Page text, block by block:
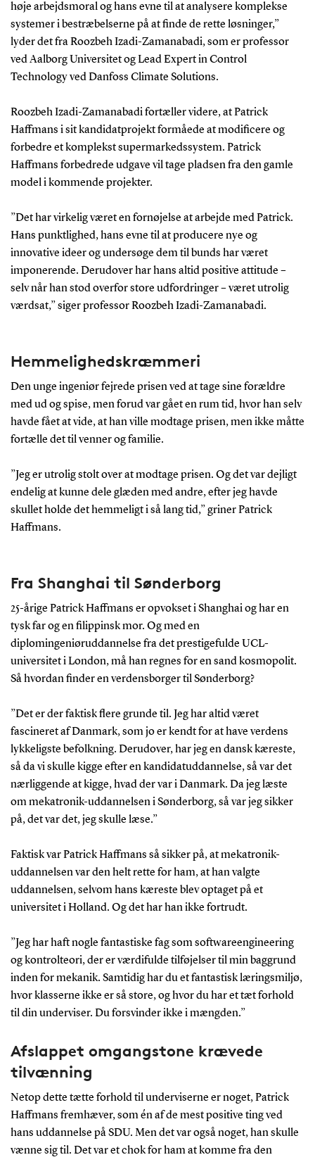
høje arbejdsmoral og hans evne til at analysere komplekse
systemer i bestræbelserne på at finde de rette løsninger,”
lyder det fra Roozbeh Izadi-Zamanabadi, som er professor
ved Aalborg Universitet og Lead Expert in Control
Technology ved Danfoss Climate Solutions.
Roozbeh Izadi-Zamanabadi fortæller videre, at Patrick
Haffmans i sit kandidatprojekt formåede at modificere og
forbedre et komplekst supermarkedssystem. Patrick
Haffmans forbedrede udgave vil tage pladsen fra den gamle
model i kommende projekter.
”Det har virkelig været en fornøjelse at arbejde med Patrick.
Hans punktlighed, hans evne til at producere nye og
innovative ideer og undersøge dem til bunds har været
imponerende. Derudover har hans altid positive attitude –
selv når han stod overfor store udfordringer – været utrolig
værdsat,” siger professor Roozbeh Izadi-Zamanabadi.
Hemmelighedskræmmeri
Den unge ingeniør fejrede prisen ved at tage sine forældre
med ud og spise, men forud var gået en rum tid, hvor han selv
havde fået at vide, at han ville modtage prisen, men ikke måtte
fortælle det til venner og familie.
”Jeg er utrolig stolt over at modtage prisen. Og det var dejligt
endelig at kunne dele glæden med andre, efter jeg havde
skullet holde det hemmeligt i så lang tid,” griner Patrick
Haffmans.
Fra Shanghai til Sønderborg
25-årige Patrick Haffmans er opvokset i Shanghai og har en
tysk far og en filippinsk mor. Og med en
diplomingeniøruddannelse fra det prestigefulde UCL-
universitet i London, må han regnes for en sand kosmopolit.
Så hvordan finder en verdensborger til Sønderborg?
”Det er der faktisk flere grunde til. Jeg har altid været
fascineret af Danmark, som jo er kendt for at have verdens
lykkeligste befolkning. Derudover, har jeg en dansk kæreste,
så da vi skulle kigge efter en kandidatuddannelse, så var det
nærliggende at kigge, hvad der var i Danmark. Da jeg læste
om mekatronik-uddannelsen i Sønderborg, så var jeg sikker
på, det var det, jeg skulle læse.”
Faktisk var Patrick Haffmans så sikker på, at mekatronik-
uddannelsen var den helt rette for ham, at han valgte
uddannelsen, selvom hans kæreste blev optaget på et
universitet i Holland. Og det har han ikke fortrudt.
”Jeg har haft nogle fantastiske fag som softwareengineering
og kontrolteori, der er værdifulde tilføjelser til min baggrund
inden for mekanik. Samtidig har du et fantastisk læringsmiljø,
hvor klasserne ikke er så store, og hvor du har et tæt forhold
til din underviser. Du forsvinder ikke i mængden.”
Afslappet omgangstone krævede
tilvænning
Netop dette tætte forhold til underviserne er noget, Patrick
Haffmans fremhæver, som én af de mest positive ting ved
hans uddannelse på SDU. Men det var også noget, han skulle
vænne sig til. Det var et chok for ham at komme fra den